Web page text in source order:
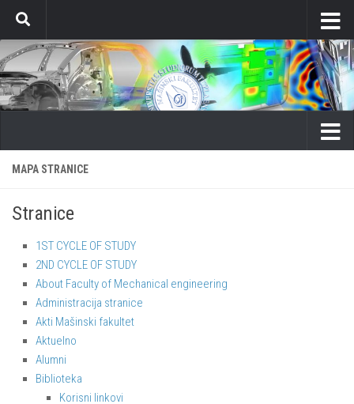
Skip to content
MAPA STRANICE
Stranice
1ST CYCLE OF STUDY
2ND CYCLE OF STUDY
About Faculty of Mechanical engineering
Administracija stranice
Akti Mašinski fakultet
Aktuelno
Alumni
Biblioteka
Korisni linkovi